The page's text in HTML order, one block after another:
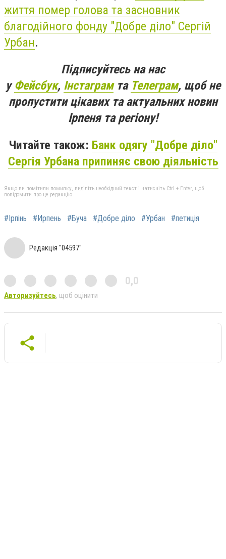
життя помер голова та засновник
благодійного фонду "Добре діло" Сергій
Урбан.
Підписуйтесь на нас
уФейсбук, Інстаграмта Телеграм, щоб не
пропустити цікавих та актуальних новин
Ірпеня та регіону!
Читайте також: Банк одягу "Добре діло"
Сергія Урбана припиняє свою діяльність
Якщо ви помітили помилку, виділіть необхідний текст і натисніть Ctrl + Enter, щоб
повідомити про це редакцію
#Ірпінь #Ирпень #Буча #Добре діло #Урбан #петиція
Редакція "04597"
0,0
Авторизуйтесь, щоб оцінити